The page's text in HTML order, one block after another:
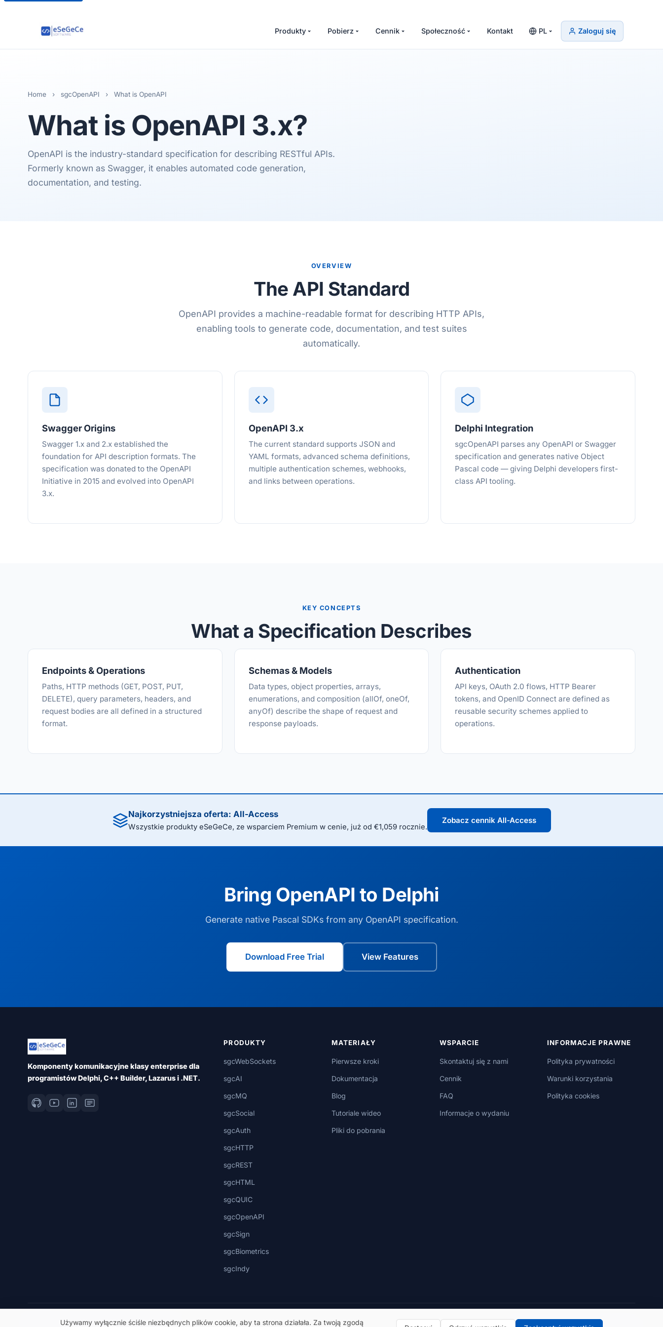
Produkty Pobierz Cennik Społeczność Kontakt PL Zaloguj się
Home › sgcOpenAPI › What is OpenAPI
What is OpenAPI 3.x?
OpenAPI is the industry-standard specification for describing RESTful APIs.
Formerly known as Swagger, it enables automated code generation,
documentation, and testing.
OVERVIEW
The API Standard
OpenAPI provides a machine-readable format for describing HTTP APIs,
enabling tools to generate code, documentation, and test suites
automatically.
Swagger Origins
Swagger 1.x and 2.x established the
foundation for API description formats. The
specification was donated to the OpenAPI
Initiative in 2015 and evolved into OpenAPI
3.x.
OpenAPI 3.x
The current standard supports JSON and
YAML formats, advanced schema definitions,
multiple authentication schemes, webhooks,
and links between operations.
Delphi Integration
sgcOpenAPI parses any OpenAPI or Swagger
specification and generates native Object
Pascal code — giving Delphi developers first-
class API tooling.
KEY CONCEPTS
What a Specification Describes
Endpoints & Operations
Paths, HTTP methods (GET, POST, PUT,
DELETE), query parameters, headers, and
request bodies are all defined in a structured
format.
Schemas & Models
Data types, object properties, arrays,
enumerations, and composition (allOf, oneOf,
anyOf) describe the shape of request and
response payloads.
Authentication
API keys, OAuth 2.0 flows, HTTP Bearer
tokens, and OpenID Connect are defined as
reusable security schemes applied to
operations.
Najkorzystniejsza oferta: All-Access
Wszystkie produkty eSeGeCe, ze wsparciem Premium w cenie, już od €1,059 rocznie.
Zobacz cennik All-Access
Bring OpenAPI to Delphi
Generate native Pascal SDKs from any OpenAPI specification.
Download Free Trial View Features
Komponenty komunikacyjne klasy enterprise dla
programistów Delphi, C++ Builder, Lazarus i .NET.
PRODUKTY
sgcWebSockets
sgcAI
sgcMQ
sgcSocial
sgcAuth
sgcHTTP
sgcREST
sgcHTML
sgcQUIC
sgcOpenAPI
sgcSign
sgcBiometrics
sgcIndy
MATERIAŁY
Pierwsze kroki
Dokumentacja
Blog
Tutoriale wideo
Pliki do pobrania
WSPARCIE
Skontaktuj się z nami
Cennik
FAQ
Informacje o wydaniu
INFORMACJE PRAWNE
Polityka prywatności
Warunki korzystania
Polityka cookies
© 2026 eSeGeCe. Wszelkie prawa zastrzeżone. Polityka prywatności Warunki korzystania
Używamy wyłącznie ściśle niezbędnych plików cookie, aby ta strona działała. Za twoją zgodą